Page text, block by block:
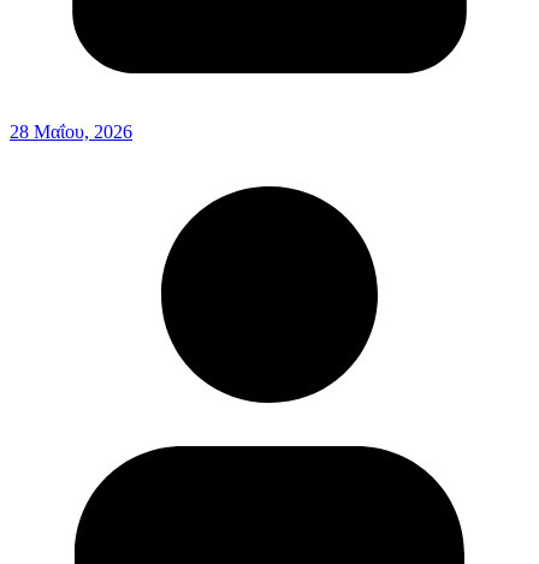
28 Μαΐου, 2026